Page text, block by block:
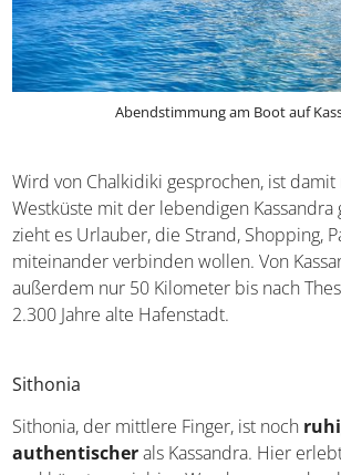
Abendstimmung am Boot auf
Wird von Chalkidiki gesprochen, ist
Westküste mit der lebendigen Kassandra
Hierher zieht es Urlauber, die Strand,
und Action miteinander verbinden
aus sind es außerdem nur 50 Kilometer
Thessaloniki, die über 2.300 Jahre alte
Sithonia
Sithonia, der mittlere Finger, ist noch
authentischerals Kassandra. Hier